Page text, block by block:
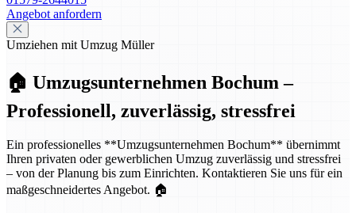
Angebot anfordern
Umziehen mit Umzug Müller
🏠 Umzugsunternehmen Bochum –
Professionell, zuverlässig, stressfrei
Ein professionelles **Umzugsunternehmen Bochum** übernimmt
Ihren privaten oder gewerblichen Umzug zuverlässig und stressfrei
– von der Planung bis zum Einrichten. Kontaktieren Sie uns für ein
maßgeschneidertes Angebot. 🏠